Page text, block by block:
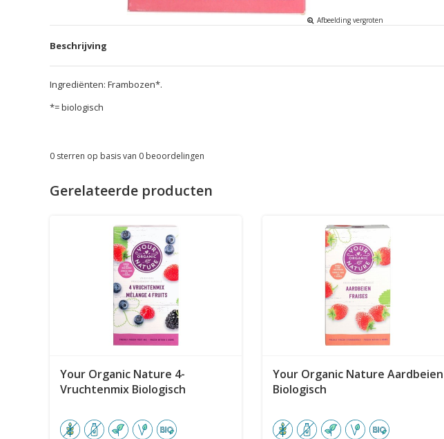
Afbeelding vergroten
Beschrijving
Ingrediënten: Frambozen*.
*= biologisch
0 sterren op basis van 0 beoordelingen
Gerelateerde producten
Your Organic Nature 4-
Vruchtenmix Biologisch
Your Organic Nature Aardbeien
Biologisch